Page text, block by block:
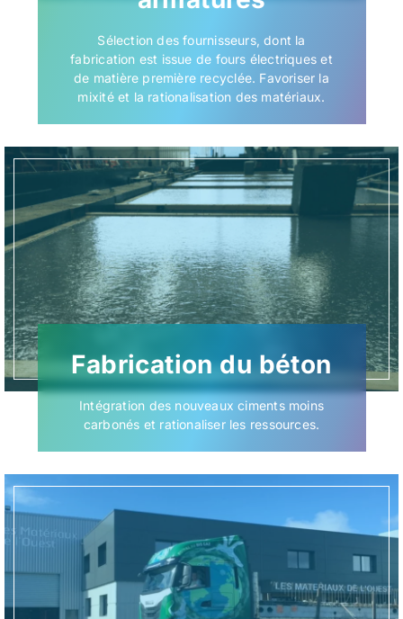
Sélection des fournisseurs, dont la
fabrication est issue de fours électriques et
de matière première recyclée. Favoriser la
mixité et la rationalisation des matériaux.
Fabrication du béton
Intégration des nouveaux ciments moins
carbonés et rationaliser les ressources.